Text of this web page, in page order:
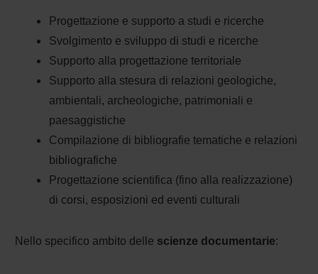
Progettazione e supporto a studi e ricerche
Svolgimento e sviluppo di studi e ricerche
Supporto alla progettazione territoriale
Supporto alla stesura di relazioni geologiche,
ambientali, archeologiche, patrimoniali e
paesaggistiche
Compilazione di bibliografie tematiche e relazioni
bibliografiche
Progettazione scientifica (fino alla realizzazione)
di corsi, esposizioni ed eventi culturali
Nello specifico ambito delle scienze documentarie: